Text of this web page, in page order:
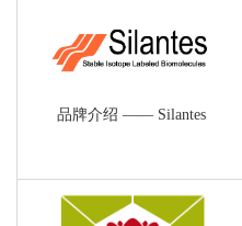
品牌介绍 —— Silantes